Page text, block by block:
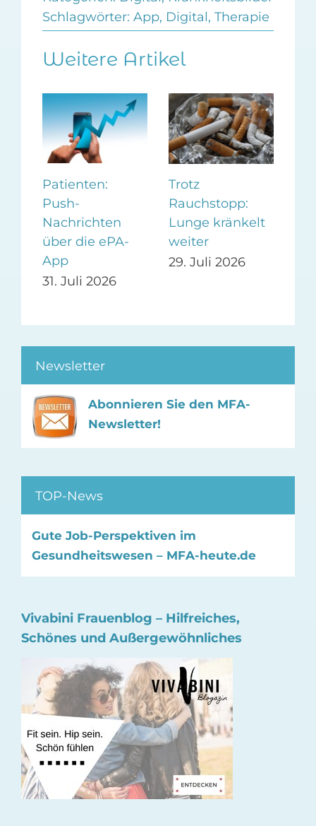
Schlagwörter: App, Digital, Therapie
Weitere Artikel
Patienten:
Push-
Nachrichten
über die ePA-
App
31. Juli 2026
Trotz
Rauchstopp:
Lunge kränkelt
weiter
29. Juli 2026
Newsletter
Abonnieren Sie den MFA-
Newsletter!
TOP-News
Gute Job-Perspektiven im
Gesundheitswesen – MFA-heute.de
Vivabini Frauenblog – Hilfreiches,
Schönes und Außergewöhnliches